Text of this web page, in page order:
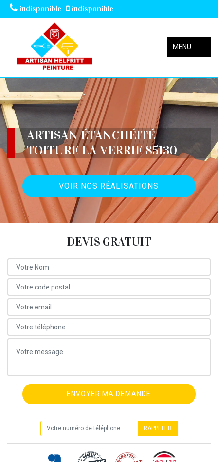
indisponible indisponible
MENU
ARTISAN ÉTANCHÉITÉ
TOITURE LA VERRIE 85130
VOIR NOS RÉALISATIONS
DEVIS GRATUIT